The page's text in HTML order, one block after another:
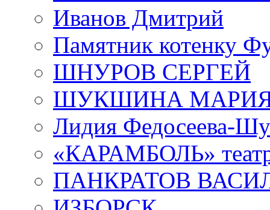
Иванов Дмитрий
Памятник котенку
ШНУРОВ СЕРГЕЙ
ШУКШИНА
Лидия Федосеева-
«КАРАМБОЛЬ»
ПАНКРАТОВ